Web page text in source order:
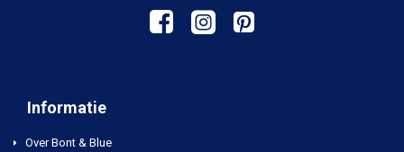
Informatie
Over Bont & Blue